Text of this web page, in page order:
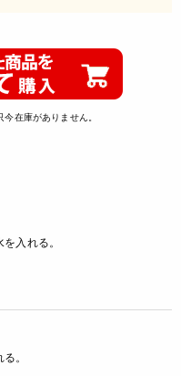
在庫がありません。
入れる。
。